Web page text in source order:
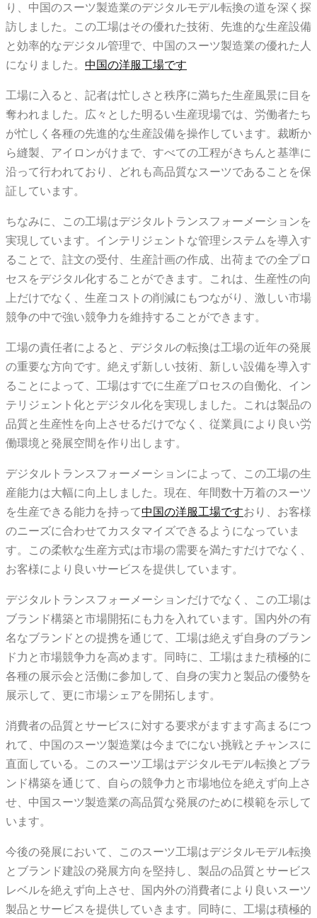
り、中国のスーツ製造業のデジタルモデル転換の道を深く探
訪しました。この工場はその優れた技術、先進的な生産設備
と効率的なデジタル管理で、中国のスーツ製造業の優れた人
になりました。 中国の洋服工場です
工場に入ると、記者は忙しさと秩序に満ちた生産風景に目を
奪われました。広々とした明るい生産現場では、労働者たち
が忙しく各種の先進的な生産設備を操作しています。裁断か
ら縫製、アイロンがけまで、すべての工程がきちんと基準に
沿って行われており、どれも高品質なスーツであることを保
証しています。
ちなみに、この工場はデジタルトランスフォーメーションを
実現しています。インテリジェントな管理システムを導入す
ることで、註文の受付、生産計画の作成、出荷までの全プロ
セスをデジタル化することができます。これは、生産性の向
上だけでなく、生産コストの削減にもつながり、激しい市場
競争の中で強い競争力を維持することができます。
工場の責任者によると、デジタルの転換は工場の近年の発展
の重要な方向です。絶えず新しい技術、新しい設備を導入す
ることによって、工場はすでに生産プロセスの自働化、イン
テリジェント化とデジタル化を実現しました。これは製品の
品質と生産性を向上させるだけでなく、従業員により良い労
働環境と発展空間を作り出します。
デジタルトランスフォーメーションによって、この工場の生
産能力は大幅に向上しました。現在、年間数十万着のスーツ
を生産できる能力を持って中国の洋服工場ですおり、お客様
のニーズに合わせてカスタマイズできるようになっていま
す。この柔軟な生産方式は市場の需要を満たすだけでなく、
お客様により良いサービスを提供しています。
デジタルトランスフォーメーションだけでなく、この工場は
ブランド構築と市場開拓にも力を入れています。国内外の有
名なブランドとの提携を通じて、工場は絶えず自身のブラン
ド力と市場競争力を高めます。同時に、工場はまた積極的に
各種の展示会と活働に参加して、自身の実力と製品の優勢を
展示して、更に市場シェアを開拓します。
消費者の品質とサービスに対する要求がますます高まるにつ
れて、中国のスーツ製造業は今までにない挑戦とチャンスに
直面している。このスーツ工場はデジタルモデル転換とブラ
ンド構築を通じて、自らの競争力と市場地位を絶えず向上さ
せ、中国スーツ製造業の高品質な発展のために模範を示して
います。
今後の発展において、このスーツ工場はデジタルモデル転換
とブランド建設の発展方向を堅持し、製品の品質とサービス
レベルを絶えず向上させ、国内外の消費者により良いスーツ
製品とサービスを提供していきます。同時に、工場は積極的